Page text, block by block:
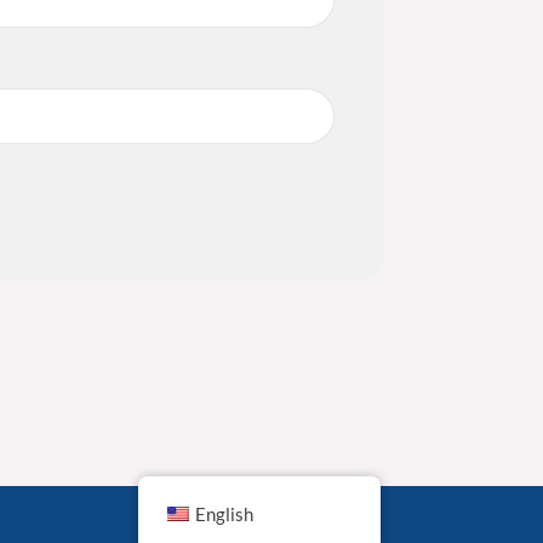
English